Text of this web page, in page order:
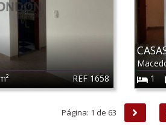
REF 1658
1
Página: 1 de 63